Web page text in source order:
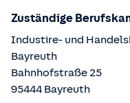
Zuständige
Industire- und
Bayreuth
Bahnhofstraße 25
95444 Bayreuth